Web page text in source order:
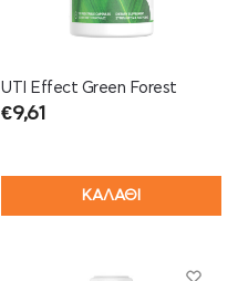
UTI Effect Green Forest
€9,61
ΚΑΛΑΘΙ